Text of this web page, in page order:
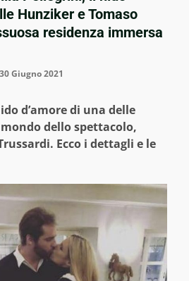
Hunziker e Tomaso
residenza immersa
30 Giugno 2021
d’amore di una delle
dello spettacolo,
Ecco i dettagli e le